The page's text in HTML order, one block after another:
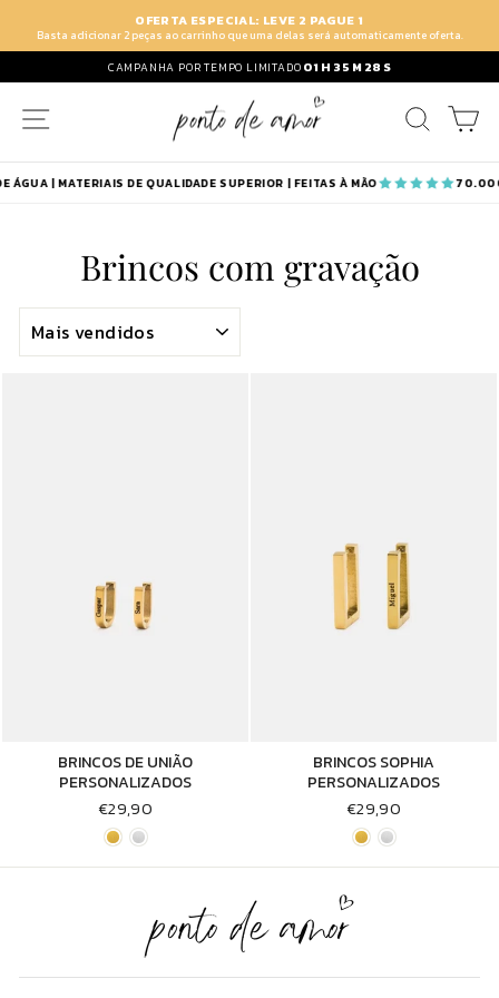
o
Conteúdo
OFERTA ESPECIAL: LEVE 2 PAGUE 1
Basta adicionar 2 peças ao carrinho que uma delas será automaticamente oferta.
CAMPANHA POR TEMPO LIMITADO 01H 35 M28 S
NAVEGAÇÃO
ÁGUA | MATERIAIS DE QUALIDADE SUPERIOR | FEITAS À MÃO
Brincos com gravação
ORDENAR
BRINCOS DE UNIÃO
PERSONALIZADOS
€29,90
BRINCOS SOPHIA
PERSONALIZADOS
€29,90